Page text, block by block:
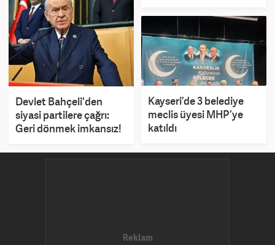
Devlet Bahçeli'den
siyasi partilere çağrı:
Geri dönmek imkansız!
Kayseri’de 3 belediye
meclis üyesi MHP’ye
katıldı